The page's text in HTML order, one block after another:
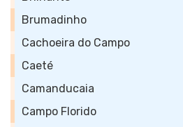
Brumadinho
Cachoeira do Campo
Caeté
Camanducaia
Campo Florido